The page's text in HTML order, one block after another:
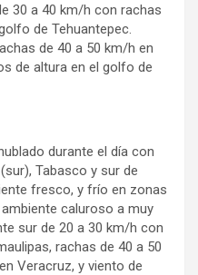
30 a 40 km/h con rachas
de Tehuantepec.
de 40 a 50 km/h en
de altura en el golfo de
durante el día con
Tabasco y sur de
fresco, y frío en zonas
caluroso a muy
sur de 20 a 30 km/h con
rachas de 40 a 50
Veracruz, y viento de